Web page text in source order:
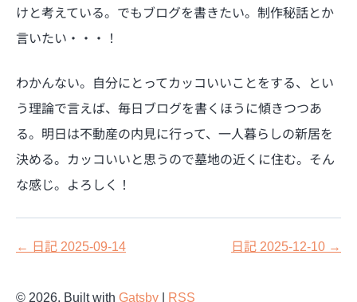
けと考えている。でもブログを書きたい。制作秘話とか
言いたい・・・！
わかんない。自分にとってカッコいいことをする、とい
う理論で言えば、毎日ブログを書くほうに傾きつつあ
る。明日は不動産の内見に行って、一人暮らしの新居を
決める。カッコいいと思うので墓地の近くに住む。そん
な感じ。よろしく！
← 日記 2025-09-14 日記 2025-12-10 →
© 2026, Built with Gatsby RSS